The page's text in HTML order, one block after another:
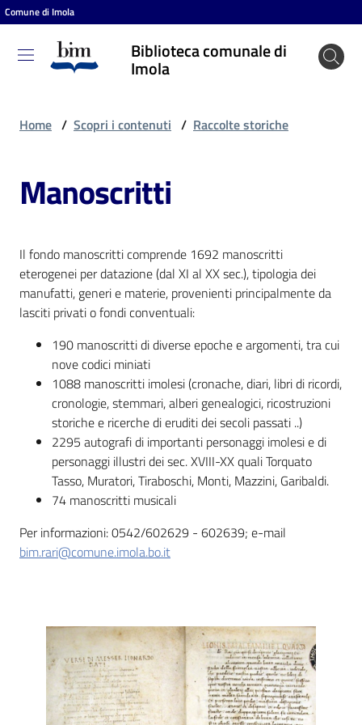
Vai al contenuto
Vai alla navigazione
Vai al footer
Comune di Imola
Biblioteca comunale di
Imola
Biblioteca
comunale
Entra
Cosa
puoi
fare
Scopri
contenuti
Risorse
online
Archivio
Home / Scopri i contenuti / Raccolte storiche
Manoscritti
Il fondo manoscritti comprende 1692 manoscritti
eterogenei per datazione (dal XI al XX sec.), tipologia dei
manufatti, generi e materie, provenienti principalmente da
lasciti privati o fondi conventuali:
190 manoscritti di diverse epoche e argomenti, tra cui
nove codici miniati
1088 manoscritti imolesi (cronache, diari, libri di ricordi,
cronologie, stemmari, alberi genealogici, ricostruzioni
storiche e ricerche di eruditi dei secoli passati ..)
2295 autografi di importanti personaggi imolesi e di
personaggi illustri dei sec. XVIII-XX quali Torquato
Tasso, Muratori, Tiraboschi, Monti, Mazzini, Garibaldi.
74 manoscritti musicali
Per informazioni: 0542/602629 - 602639; e-mail
bim.rari@comune.imola.bo.it